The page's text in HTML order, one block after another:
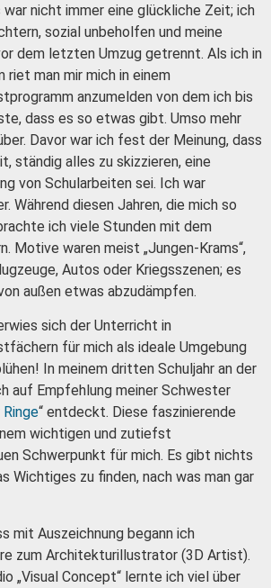
war nicht immer eine glückliche Zeit; ich
sozial unbeholfen und meine
dem letzten Umzug getrennt. Als ich in
riet man mir mich in einem
anzumelden von dem ich bis
dass es so etwas gibt. Umso mehr
Davor war ich fest der Meinung, dass
ständig alles zu skizzieren, eine
von Schularbeiten sei. Ich war
Während diesen Jahren, die mich so
ich viele Stunden mit dem
Motive waren meist „Jungen-Krams“,
Autos oder Kriegsszenen; es
außen etwas abzudämpfen.
sich der Unterricht in
für mich als ideale Umgebung
n meinem dritten Schuljahr an der
auf Empfehlung meiner Schwester
Ringe“ entdeckt. Diese faszinierende
wichtigen und zutiefst
Schwerpunkt für mich. Es gibt nichts
Wichtiges zu finden, nach was man gar
mit Auszeichnung begann ich
zum Architekturillustrator (3D Artist).
„Visual Concept“ lernte ich viel über